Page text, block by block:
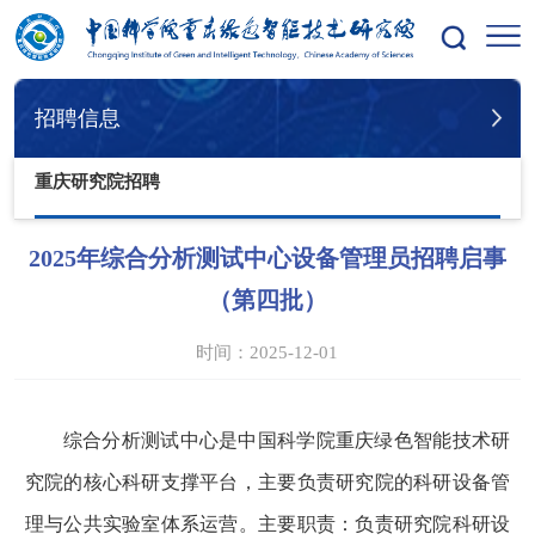
您的位置：首页 招聘信息 重庆研究院招聘
招聘信息
重庆研究院招聘
2025年综合分析测试中心设备管理员招聘启事
（第四批）
时间：2025-12-01
综合分析测试中心是中国科学院重庆绿色智能技术研
究院的核心科研支撑平台，主要负责研究院的科研设备管
理与公共实验室体系运营。主要职责：负责研究院科研设